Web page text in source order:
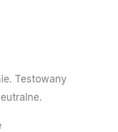
Testowany